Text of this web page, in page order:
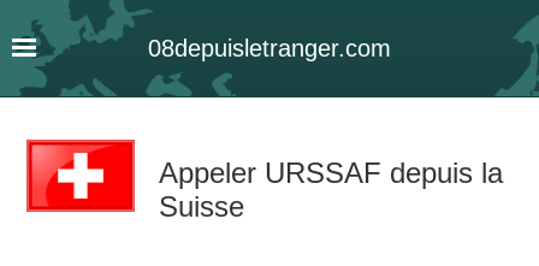
08depuisletranger.com
Appeler URSSAF depuis la
Suisse